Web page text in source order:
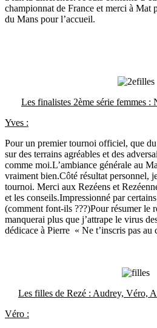
championnat de France et merci à Mat
du Mans pour l’accueil.
Les finalistes 2ème série femmes
Yves :
Pour un premier tournoi officiel, que
sur des terrains agréables et des
comme moi.L’ambiance générale au
vraiment bien.Côté résultat personnel,
tournoi. Merci aux Rezéens et
et les conseils.Impressionné par
(comment font-ils ???)Pour résumer le
manquerai plus que j’attrape le virus
dédicace à Pierre « Ne t’inscris pas au
Les filles de Rezé : Audrey, Véro,
Véro :